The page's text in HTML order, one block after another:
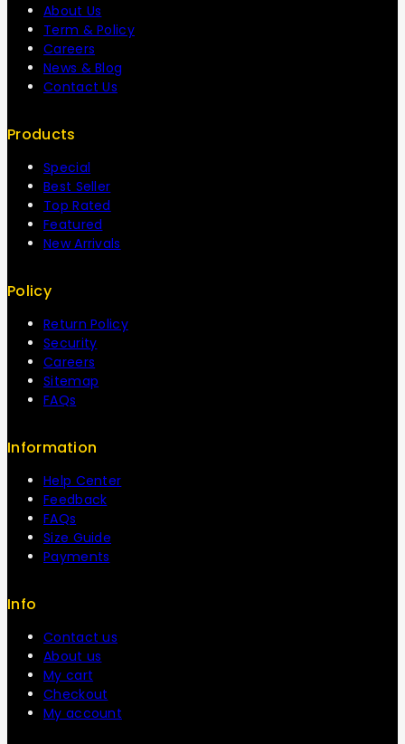
About Us
Term & Policy
Careers
News & Blog
Contact Us
Products
Special
Best Seller
Top Rated
Featured
New Arrivals
Policy
Return Policy
Security
Careers
Sitemap
FAQs
Information
Help Center
Feedback
FAQs
Size Guide
Payments
Info
Contact us
About us
My cart
Checkout
My account